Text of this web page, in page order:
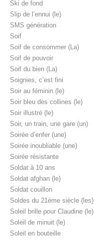
Ski de fond
Slip de l’ennui (le)
SMS génération
Soif
Soif de consommer (La)
Soif de pouvoir
Soif du bien (La)
Soignies, c’est fini
Soir au féminin (le)
Soir bleu des collines (le)
Soir illustré (le)
Soir, un train, une gare (un)
Soirée d’enfer (une)
Soirée inoubliable (une)
Soirée résistante
Soldat à 10 ans
Soldat afghan (le)
Soldat couillon
Soldes du 21ème siècle (les)
Soleil brille pour Claudine (le)
Soleil de minuit (le)
Soleil en bouteille